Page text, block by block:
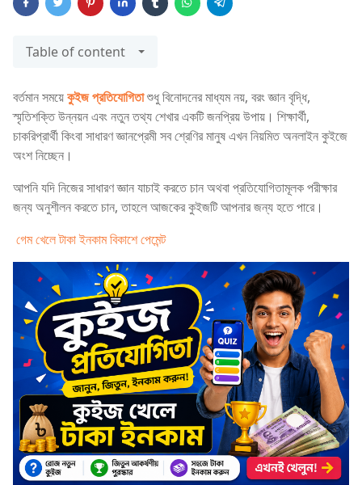
Table of content
বর্তমান সময়েকুইজ প্রতিযোগিতাশুধু বিনোদনের মাধ্যম নয়, বরং জ্ঞান বৃদ্ধি,
স্মৃতিশক্তি উন্নয়ন এবং নতুন তথ্য শেখার একটি জনপ্রিয় উপায়। শিক্ষার্থী,
চাকরিপ্রার্থী কিংবা সাধারণ জ্ঞানপ্রেমী সব শ্রেণির মানুষ এখন নিয়মিত অনলাইন কুইজে
অংশ নিচ্ছেন।
আপনি যদি নিজের সাধারণ জ্ঞান যাচাই করতে চান অথবা প্রতিযোগিতামূলক পরীক্ষার
জন্য অনুশীলন করতে চান, তাহলে আজকের কুইজটি আপনার জন্য হতে পারে।
গেম খেলে টাকা ইনকাম বিকাশে পেমেন্ট